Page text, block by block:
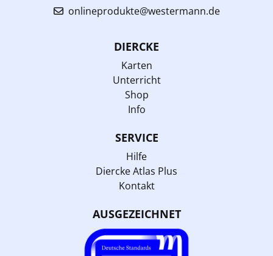
onlineprodukte@westermann.de
DIERCKE
Karten
Unterricht
Shop
Info
SERVICE
Hilfe
Diercke Atlas Plus
Kontakt
AUSGEZEICHNET